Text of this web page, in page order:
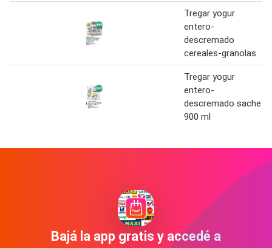
Tregar yogur
entero-
descremado
cereales-granolas
Tregar yogur
entero-
descremado sachet
900 ml
Bajá la app gratis y accedé a